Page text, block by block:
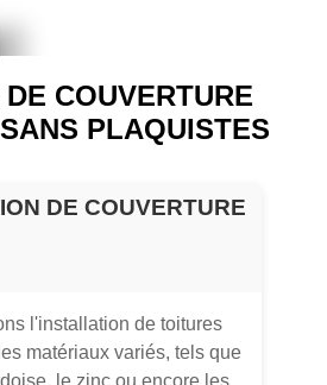
COUVERTURE
PLAQUISTES
DE COUVERTURE
l'installation de toitures
matériaux variés, tels que
le zinc ou encore les